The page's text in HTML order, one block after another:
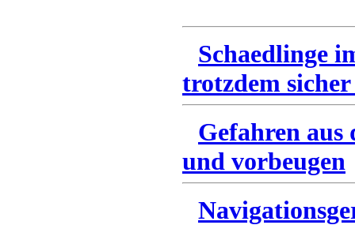
Schaedlinge
trotzdem
Gefahren
und vorbeugen